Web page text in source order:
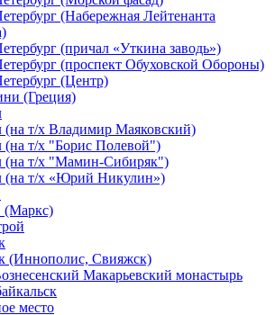
(Набережная Лейтенанта
(причал «Уткина заводь»)
(проспект Обуховской Обороны)
(Центр)
(Греция)
(на т/х Владимир Маяковский)
(на т/х "Борис Полевой")
(на т/х "Мамин-Сибиряк")
(на т/х «Юрий Никулин»)
(Маркс)
(Иннополис, Свияжск)
Макарьевский монастырь
место